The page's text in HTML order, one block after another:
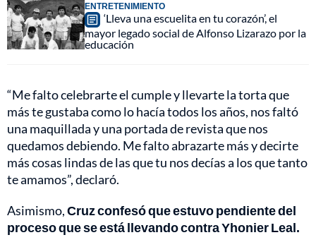
ENTRETENIMIENTO
‘Lleva una escuelita en tu corazón’, el
mayor legado social de Alfonso Lizarazo por la
educación
“Me falto celebrarte el cumple y llevarte la torta que
más te gustaba como lo hacía todos los años, nos faltó
una maquillada y una portada de revista que nos
quedamos debiendo. Me falto abrazarte más y decirte
más cosas lindas de las que tu nos decías a los que tanto
te amamos”, declaró.
Asimismo,Cruz confesó que estuvo pendiente del
proceso que se está llevando contra Yhonier Leal.